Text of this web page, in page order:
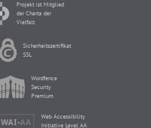
Projekt ist Mitglied
der Charta der
Vielfalt
Sicherheitszertifikat
SSL
Wordfence
Security
Premium
Web Accessibility
Initiative Level AA